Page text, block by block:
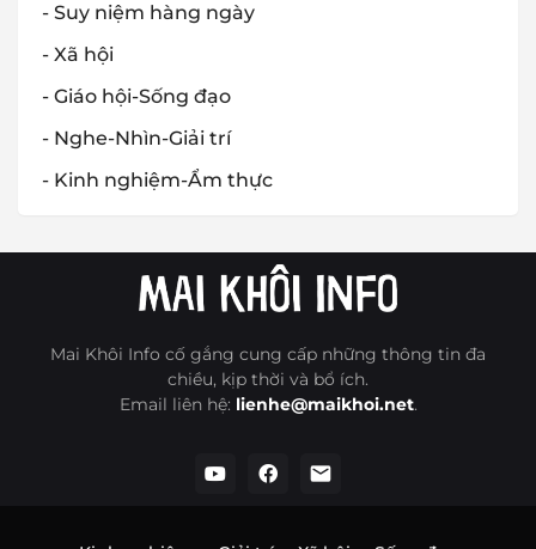
- Suy niệm hàng ngày
- Xã hội
- Giáo hội-Sống đạo
- Nghe-Nhìn-Giải trí
- Kinh nghiệm-Ẩm thực
Mai Khôi Info cố gắng cung cấp những thông tin đa
chiều, kịp thời và bổ ích.
Email liên hệ: lienhe@maikhoi.net.